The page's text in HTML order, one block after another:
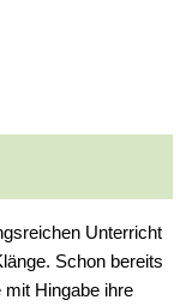
Unterricht
Schon bereits
mit Hingabe ihre